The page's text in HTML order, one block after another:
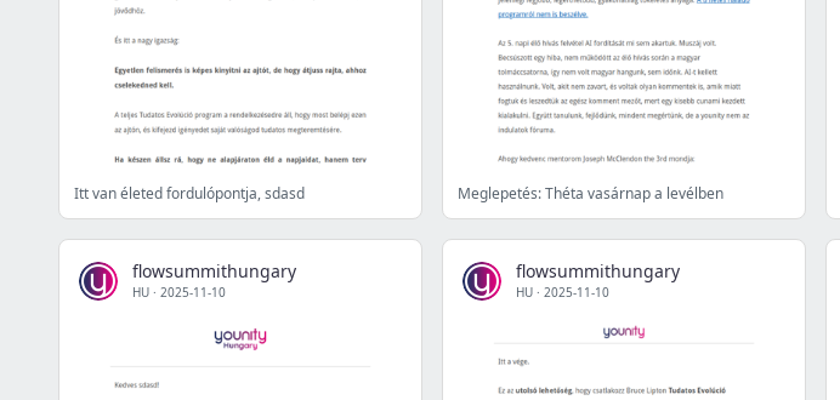
Itt van életed fordulópontja, sdasd Meglepetés: Théta vasárnap a levélben
flowsummithungary
HU · 2025-11-10
flowsummithungary
HU · 2025-11-10